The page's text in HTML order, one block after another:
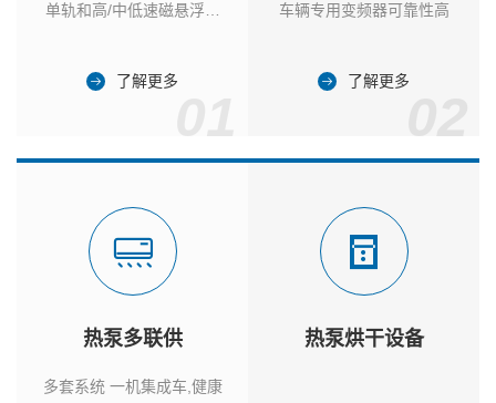
单轨和高/中低速磁悬浮列
了解更多
车辆专用变频器可靠性高
了解更多
热泵多联供
多套系统 一机集成车,健康
热泵烘干设备